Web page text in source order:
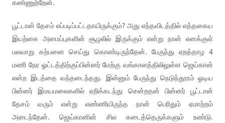
கண்ணுற்றேன்.
பூட்டான் தேசம் எப்படிப்பட்டதாயிருக்கும்? அது எந்தவிடத்தில் எத்தகைய
இயற்கை அமைப்புகளின் சூழலில் இருக்கும் என்று நான் எனக்குள்
பலவாறு கற்பனை செய்து கொண்டிருந்தேன். பேருந்து ஏறத்தாழ 4
மணி நேர ஓட்டத்திற்குப்பின்னர் மேற்கு வங்காளத்திலிலுள்ள ஜெய்கான்
என்ற இடத்தை வந்தடைந்தது. இன்னும் பேருந்து நெடுந்தூரம் ஓடிய
பின்னர் இமயமலைகளில் ஏறிக்கடந்து சென்றதன் பின்னர் பூட்டான்
தேசம் வரும் என்று எண்ணியிருந்த நான் பெரிதும் ஏமாற்றம்
அடைந்தேன். ஜெய்கானின் சில கடைத்தெருக்களும் உண்டு.